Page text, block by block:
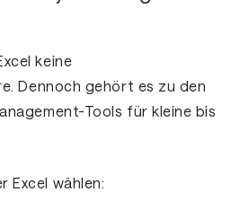
keine
Dennoch gehört es zu den
Tools für kleine bis
Excel wählen: